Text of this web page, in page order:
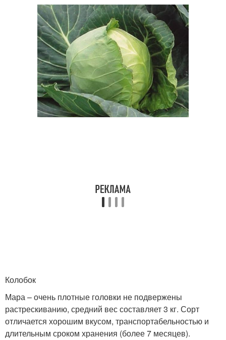
Колобок
Мара – очень плотные головки не подвержены
растрескиванию, средний вес составляет 3 кг. Сорт
отличается хорошим вкусом, транспортабельностью и
длительным сроком хранения (более 7 месяцев).